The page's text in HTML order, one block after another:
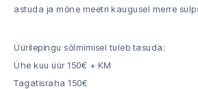
astuda ja mõne meetri kaugusel merre
Üürilepingu sõlmimisel tuleb tasuda:
Ühe kuu üür 150€ + KM
Tagatisraha 150€